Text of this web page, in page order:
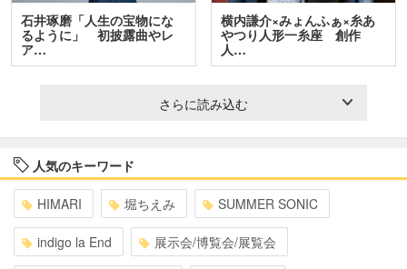
石井琢磨「人生の宝物にな
るように」 初披露曲やレ
ア…
横内謙介×みょんふぁ×糸あ
やつり人形一糸座 創作
人…
さらに読み込む
人気のキーワード
HIMARI 堀ちえみ SUMMER SONIC
indigo la End 展示会/博覧会/展覧会